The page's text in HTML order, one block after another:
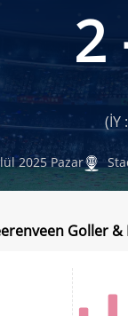
2
(İY
2025 Pazar
Goller